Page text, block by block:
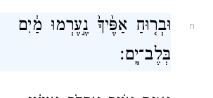
ח
וּבְר֤וּחַ אַפֶּ֙יךָ֙
בְּלֶב־יָֽם׃